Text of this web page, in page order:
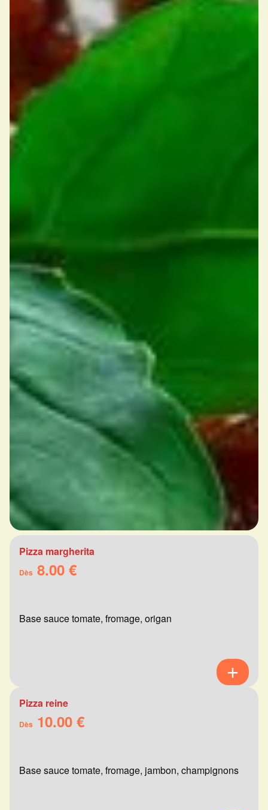
Pizza margherita
Dès 8.00 €
Base sauce tomate, fromage, origan
Pizza reine
Dès 10.00 €
Base sauce tomate, fromage, jambon, champignons